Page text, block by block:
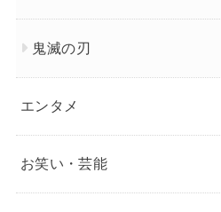
鬼滅の刃
エンタメ
お笑い・芸能